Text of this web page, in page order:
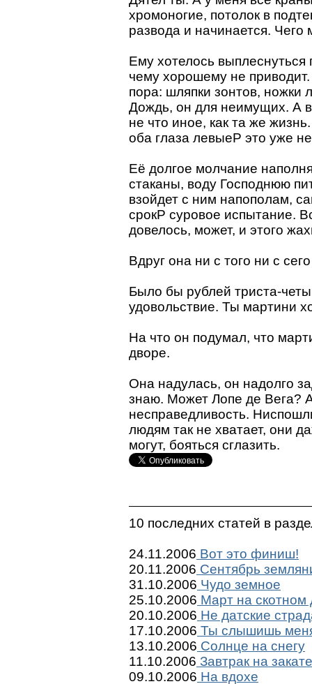
хромоногие, потолок в
развода и начинается. Чего
Ему хотелось
чему хорошему не
пора: шляпки зонтов, ножки
Дождь, он для неимущих. А
не что иное, как та же
оба глаза левыеP это уже
Её долгое молчание
стаканы, воду Господнюю
взойдет с ним напополам,
срокP суровое испытание.
довелось, может, и этого
Вдруг она ни с того ни с
Было бы рублей триста-
удовольствие. Ты мартини
На что он подумал, что
дворе.
Она надулась, он надолго
знаю. Может Лопе де Вега?
несправедливость.
людям так не хватает, они
могут, бояться сглазить.
10 последних статей в
24.11.2006 Вот это финиш!
20.11.2006 Сентябрь
31.10.2006 Чудо земное
25.10.2006 Март на скотном
20.10.2006 Не датские
17.10.2006 Ты слышишь
13.10.2006 Солнце на снегу
11.10.2006 Завтрак на закате
09.10.2006 На вдохе